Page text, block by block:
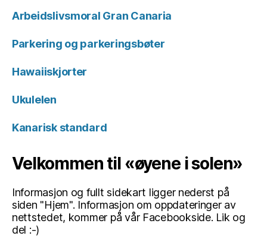
Arbeidslivsmoral Gran Canaria
Parkering og parkeringsbøter
Hawaiiskjorter
Ukulelen
Kanarisk standard
Velkommen til «øyene i solen»
Informasjon og fullt sidekart ligger nederst på
siden "Hjem". Informasjon om oppdateringer av
nettstedet, kommer på vår Facebookside. Lik og
del :-)